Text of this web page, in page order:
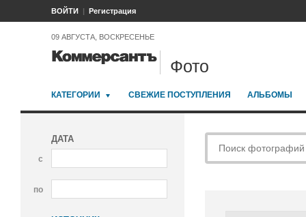
ВОЙТИ Регистрация
09 АВГУСТА, ВОСКРЕСЕНЬЕ
Фото
КАТЕГОРИИ СВЕЖИЕ ПОСТУПЛЕНИЯ АЛЬБОМЫ
ДАТА
с
по